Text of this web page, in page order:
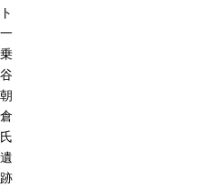
ト
一
乗
谷
朝
倉
氏
遺
跡